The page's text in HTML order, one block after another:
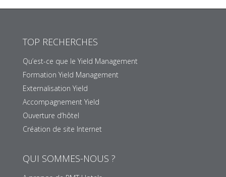
TOP RECHERCHES
Qu’est-ce que le Yield Management
Formation Yield Management
Externalisation Yield
Accompagnement Yield
Ouverture d’hôtel
Création de site Internet
QUI SOMMES-NOUS ?